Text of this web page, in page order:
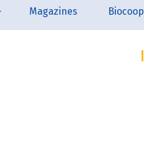
Magazines Biocoop